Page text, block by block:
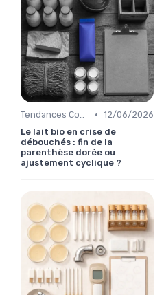
Tendances Consommation • 12/06/2026
Le lait bio en crise de
débouchés : fin de la
parenthèse dorée ou
ajustement cyclique ?